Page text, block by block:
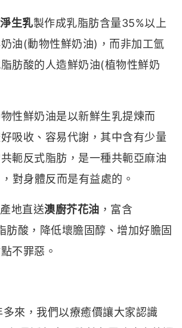
生乳製作成乳脂肪含量35%以上
油(動物性鮮奶油)，而非加工氫
肪酸的人造鮮奶油(植物性鮮奶
性鮮奶油是以新鮮生乳提煉而
吸收、容易代謝，其中含有少量
軛反式脂肪，是一種共軛亞麻油
對身體反而是有益處的。
地直送澳廚芥花油 ，富含
肪酸，降低壞膽固醇、增加好膽固
不罪惡。
，我們以療癒價讓大家認識